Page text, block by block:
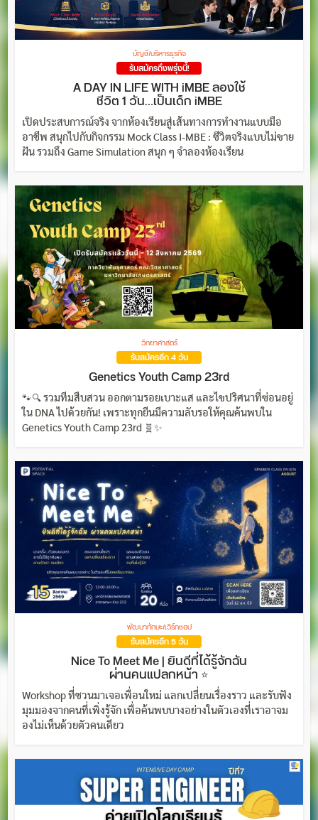
บัญชี/บริหารธุรกิจ
รับสมัครถึงพรุ่งนี้!
A DAY IN LIFE WITH iMBE ลองใช้
ชีวิต 1 วัน…เป็นเด็ก iMBE
เปิดประสบการณ์จริง จากห้องเรียนสู่เส้นทางการทำงานแบบมือ
อาชีพ สนุกไปกับกิจกรรม Mock Class I-MBE : ชีวิตจริงแบบไม่ขาย
ฝัน รวมถึง Game Simulation สนุก ๆ จำลองห้องเรียน
วิทยาศาสตร์
รับสมัครอีก 4 วัน
Genetics Youth Camp 23rd
🐾🔍 รวมทีมสืบสวน ออกตามรอยเบาะแส และไขปริศนาที่ซ่อนอยู่
ใน DNA ไปด้วยกัน! เพราะทุกยีนมีความลับรอให้คุณค้นพบใน
Genetics Youth Camp 23rd 🧬✨
พัฒนาทักษะ/เวิร์กชอป
รับสมัครอีก 5 วัน
Nice To Meet Me | ยินดีที่ได้รู้จักฉัน
ผ่านคนแปลกหน้า ⭐
Workshop ที่ชวนมาเจอเพื่อนใหม่ แลกเปลี่ยนเรื่องราว และรับฟัง
มุมมองจากคนที่เพิ่งรู้จัก เพื่อค้นพบบางอย่างในตัวเองที่เราอาจม
องไม่เห็นด้วยตัวคนเดียว